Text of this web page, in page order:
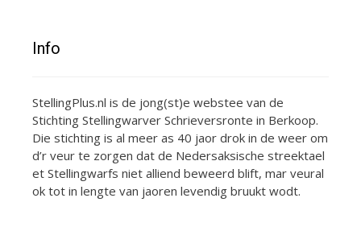
Info
StellingPlus.nl is de jong(st)e webstee van de
Stichting Stellingwarver Schrieversronte in Berkoop.
Die stichting is al meer as 40 jaor drok in de weer om
d’r veur te zorgen dat de Nedersaksische streektael
et Stellingwarfs niet alliend beweerd blift, mar veural
ok tot in lengte van jaoren levendig bruukt wodt.